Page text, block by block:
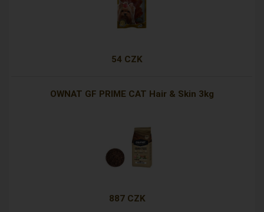
54 CZK
OWNAT GF PRIME CAT Hair & Skin 3kg
887 CZK